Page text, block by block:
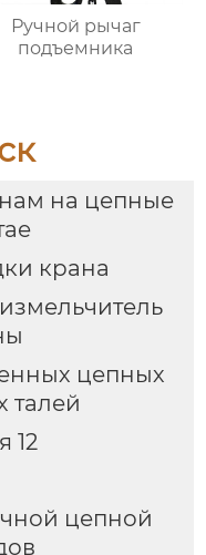
Ручной рычаг
подъемника
на цепные
крана
цепных
талей
12
цепной